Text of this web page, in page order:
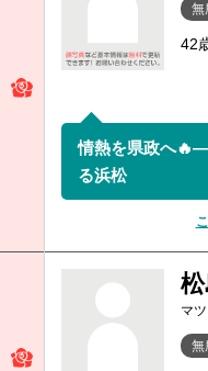
無
42
情熱を県政へ
る浜松
マ
無